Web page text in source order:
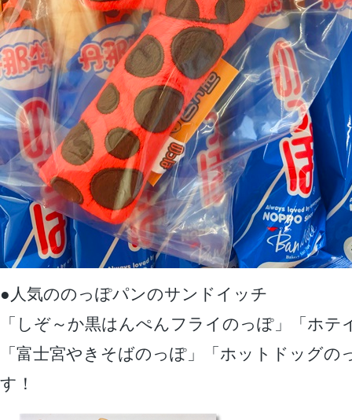
●人気ののっぽパンのサンドイッチ
「しぞ～か黒はんぺんフライのっぽ」「ホ
「富士宮やきそばのっぽ」「ホットドッグの
す！